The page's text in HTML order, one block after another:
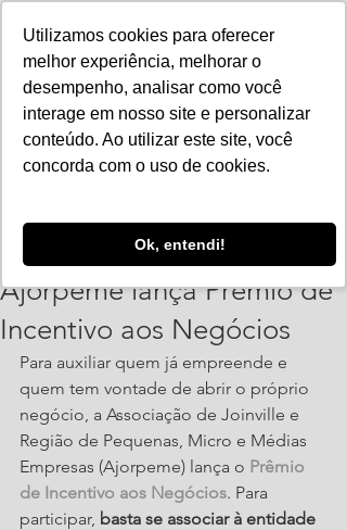
Utilizamos cookies para oferecer
melhor experiência, melhorar o
desempenho, analisar como você
interage em nosso site e personalizar
conteúdo. Ao utilizar este site, você
concorda com o uso de cookies.
Ok, entendi!
Ajorpeme lança Prêmio de
Incentivo aos Negócios
Para auxiliar quem já empreende e
quem tem vontade de abrir o próprio
negócio, a Associação de Joinville e
Região de Pequenas, Micro e Médias
Empresas (Ajorpeme) lança o Prêmio
de Incentivo aos Negócios. Para
participar, basta se associar à entidade